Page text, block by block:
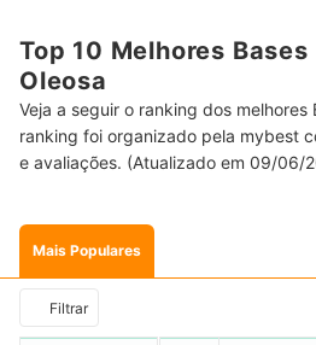
Top 10 Melhores
Oleosa
Veja a seguir o ranking dos melhores
ranking foi organizado pela mybest
e avaliações. (Atualizado em 09/06/
Mais Populares
Filtrar